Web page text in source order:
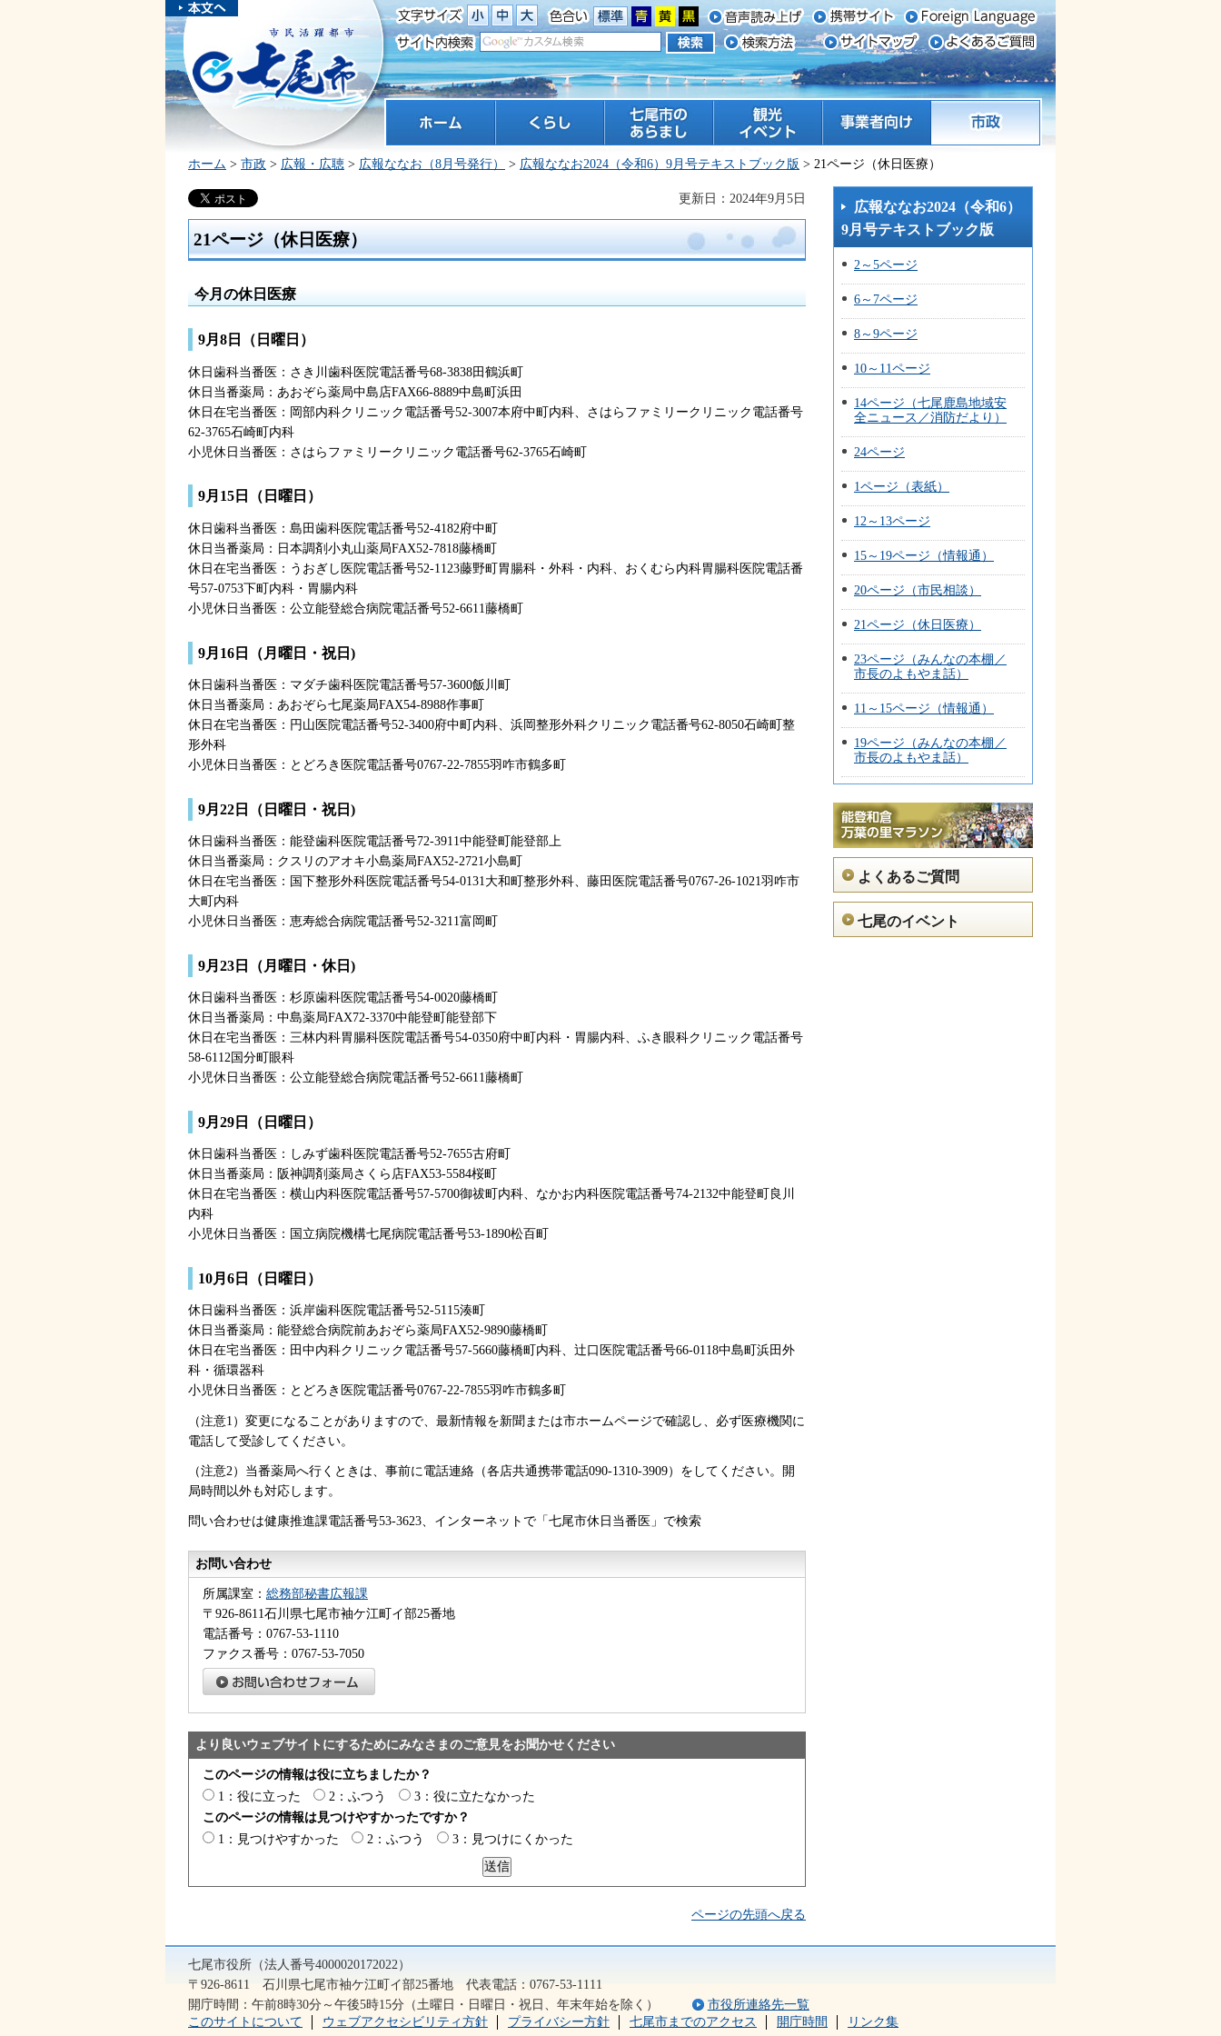
本文へスキ
ップしま
す。
市民活躍都市 七尾市
七尾市のあらまし 観光 イベント 市政
ホーム > 市政 > 広報・広聴 > 広報ななお（8月号発行） > 広報ななお2024（令和6）9月号テキストブック版 > 21ページ（休日医療）
更新日：2024年9月5日
21ページ（休日医療）
今月の休日医療
9月8日（日曜日）
休日歯科当番医：さき川歯科医院電話番号68-3838田鶴浜町
休日当番薬局：あおぞら薬局中島店FAX66-8889中島町浜田
休日在宅当番医：岡部内科クリニック電話番号52-3007本府中町内科、さはらファミリークリニック電話番号
62-3765石崎町内科
小児休日当番医：さはらファミリークリニック電話番号62-3765石崎町
9月15日（日曜日）
休日歯科当番医：島田歯科医院電話番号52-4182府中町
休日当番薬局：日本調剤小丸山薬局FAX52-7818藤橋町
休日在宅当番医：うおぎし医院電話番号52-1123藤野町胃腸科・外科・内科、おくむら内科胃腸科医院電話番
号57-0753下町内科・胃腸内科
小児休日当番医：公立能登総合病院電話番号52-6611藤橋町
9月16日（月曜日・祝日)
休日歯科当番医：マダチ歯科医院電話番号57-3600飯川町
休日当番薬局：あおぞら七尾薬局FAX54-8988作事町
休日在宅当番医：円山医院電話番号52-3400府中町内科、浜岡整形外科クリニック電話番号62-8050石崎町整
形外科
小児休日当番医：とどろき医院電話番号0767-22-7855羽咋市鶴多町
9月22日（日曜日・祝日)
休日歯科当番医：能登歯科医院電話番号72-3911中能登町能登部上
休日当番薬局：クスリのアオキ小島薬局FAX52-2721小島町
休日在宅当番医：国下整形外科医院電話番号54-0131大和町整形外科、藤田医院電話番号0767-26-1021羽咋市
大町内科
小児休日当番医：恵寿総合病院電話番号52-3211富岡町
9月23日（月曜日・休日)
休日歯科当番医：杉原歯科医院電話番号54-0020藤橋町
休日当番薬局：中島薬局FAX72-3370中能登町能登部下
休日在宅当番医：三林内科胃腸科医院電話番号54-0350府中町内科・胃腸内科、ふき眼科クリニック電話番号
58-6112国分町眼科
小児休日当番医：公立能登総合病院電話番号52-6611藤橋町
9月29日（日曜日）
休日歯科当番医：しみず歯科医院電話番号52-7655古府町
休日当番薬局：阪神調剤薬局さくら店FAX53-5584桜町
休日在宅当番医：横山内科医院電話番号57-5700御祓町内科、なかお内科医院電話番号74-2132中能登町良川
内科
小児休日当番医：国立病院機構七尾病院電話番号53-1890松百町
10月6日（日曜日）
休日歯科当番医：浜岸歯科医院電話番号52-5115湊町
休日当番薬局：能登総合病院前あおぞら薬局FAX52-9890藤橋町
休日在宅当番医：田中内科クリニック電話番号57-5660藤橋町内科、辻口医院電話番号66-0118中島町浜田外
科・循環器科
小児休日当番医：とどろき医院電話番号0767-22-7855羽咋市鶴多町
（注意1）変更になることがありますので、最新情報を新聞または市ホームページで確認し、必ず医療機関に
電話して受診してください。
（注意2）当番薬局へ行くときは、事前に電話連絡（各店共通携帯電話090-1310-3909）をしてください。開
局時間以外も対応します。
問い合わせは健康推進課電話番号53-3623、インターネットで「七尾市休日当番医」で検索
お問い合わせ
所属課室： 総務部秘書広報課
〒926-8611石川県七尾市袖ケ江町イ部25番地
電話番号：0767-53-1110
ファクス番号：0767-53-7050
より良いウェブサイトにするためにみなさまのご意見をお聞かせください
このページの情報は役に立ちましたか？
1：役に立った
2：ふつう
3：役に立たなかった
このページの情報は見つけやすかったですか？
1：見つけやすかった
2：ふつう 3：見つけにくかった
ページの先頭へ戻る
広報ななお2024（令和6）
9月号テキストブック版
2～5ページ
6～7ページ
8～9ページ
10～11ページ
14ページ（七尾鹿島地域安
全ニュース／消防だより）
24ページ
1ページ（表紙）
12～13ページ
15～19ページ（情報通）
20ページ（市民相談）
21ページ（休日医療）
23ページ（みんなの本棚／
市長のよもやま話）
11～15ページ（情報通）
19ページ（みんなの本棚／
市長のよもやま話）
よくあるご質問
七尾のイベント
七尾市役所（法人番号4000020172022）
〒926-8611 石川県七尾市袖ケ江町イ部25番地 代表電話：0767-53-1111
開庁時間：午前8時30分～午後5時15分（土曜日・日曜日・祝日、年末年始を除く）
市役所連絡先一覧
このサイトについて
ウェブアクセシビリティ方針 プライバシー方針 七尾市までのアクセス 開庁時間 リンク集